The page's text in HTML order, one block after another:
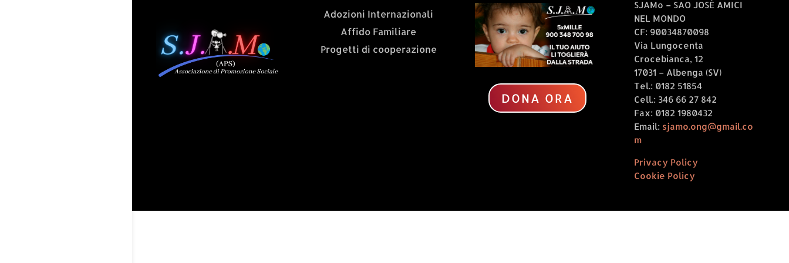
l’anno 2023, del
rimborso delle spese
Adozioni Internazionali
Affido Familiare
Progetti di cooperazione
DONA ORA
SJAMo – SAO JOSÉ AMICI
NEL MONDO
CF: 90034870098
Via Lungocenta
Crocebianca, 12
17031 – Albenga (SV)
Tel.: 0182 51854
Cell.: 346 66 27 842
Fax: 0182 1980432
Email: sjamo.ong@gmail.co
m
Privacy Policy
Cookie Policy